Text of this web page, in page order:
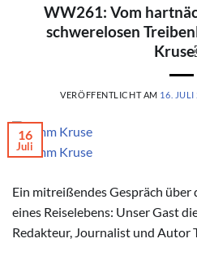
WW261: Vom
schwerelosen
VERÖFFENTLICHT AM 16. JULI
© Timm Kruse
16
Juli
Ein mitreißendes Gespräch
eines Reiselebens: Unser Gast
Redakteur, Journalist und Autor